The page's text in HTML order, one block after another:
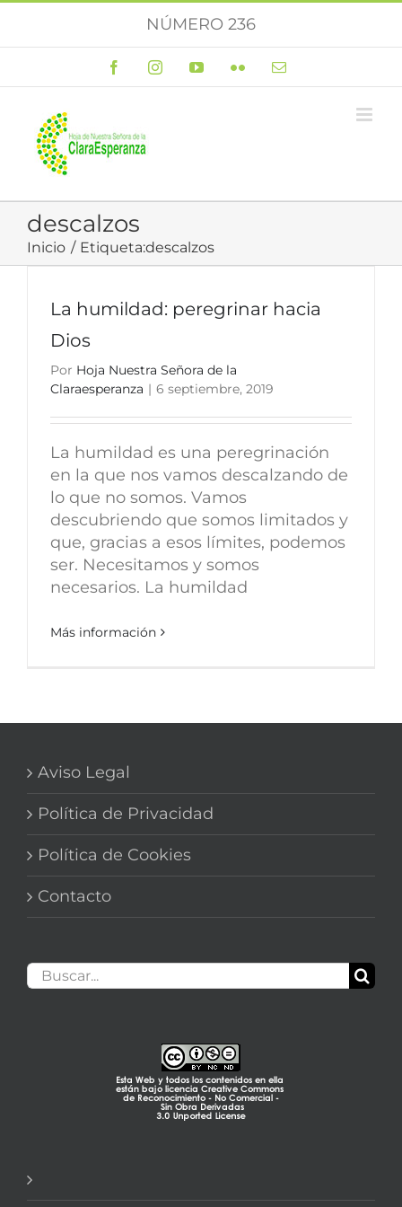
NÚMERO 236
FacebookInstagramYouTubeFlickr Correo
descalzos
Inicio Etiqueta:descalzos
La humildad: peregrinar hacia
Dios
Por Hoja Nuestra Señora de la
Claraesperanza | 6 septiembre, 2019
La humildad es una peregrinación
en la que nos vamos descalzando de
lo que no somos. Vamos
descubriendo que somos limitados y
que, gracias a esos límites, podemos
ser. Necesitamos y somos
necesarios. La humildad
Más información
Aviso Legal
Política de Privacidad
Política de Cookies
Contacto
Buscar: